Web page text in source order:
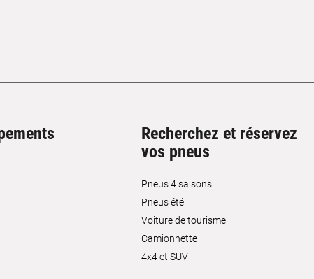
Recherchez et réservez
vos pneus
Pneus 4 saisons
Pneus été
Voiture de tourisme
Camionnette
4x4 et SUV